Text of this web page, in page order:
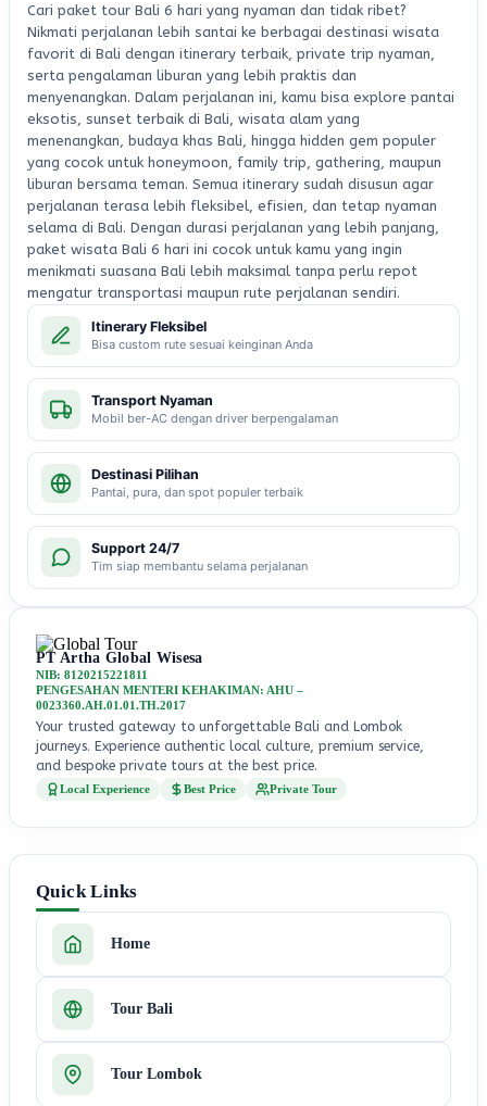
Cari paket tour Bali 6 hari yang nyaman dan tidak ribet?
Nikmati perjalanan lebih santai ke berbagai destinasi wisata
favorit di Bali dengan itinerary terbaik, private trip nyaman,
serta pengalaman liburan yang lebih praktis dan
menyenangkan. Dalam perjalanan ini, kamu bisa explore pantai
eksotis, sunset terbaik di Bali, wisata alam yang
menenangkan, budaya khas Bali, hingga hidden gem populer
yang cocok untuk honeymoon, family trip, gathering, maupun
liburan bersama teman. Semua itinerary sudah disusun agar
perjalanan terasa lebih fleksibel, efisien, dan tetap nyaman
selama di Bali. Dengan durasi perjalanan yang lebih panjang,
paket wisata Bali 6 hari ini cocok untuk kamu yang ingin
menikmati suasana Bali lebih maksimal tanpa perlu repot
mengatur transportasi maupun rute perjalanan sendiri.
Itinerary Fleksibel
Bisa custom rute sesuai keinginan Anda
Transport Nyaman
Mobil ber-AC dengan driver berpengalaman
Destinasi Pilihan
Pantai, pura, dan spot populer terbaik
Support 24/7
Tim siap membantu selama perjalanan
PT Artha Global Wisesa
NIB: 8120215221811
PENGESAHAN MENTERI KEHAKIMAN: AHU –
0023360.AH.01.01.TH.2017
Your trusted gateway to unforgettable Bali and Lombok
journeys. Experience authentic local culture, premium service,
and bespoke private tours at the best price.
Local Experience Best Price Private Tour
Quick Links
Home
Tour Bali
Tour Lombok